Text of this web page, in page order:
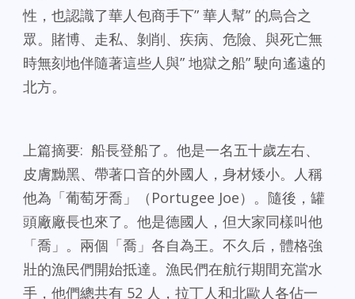
性，也認識了華人包商手下” 華人幫” 的烏合之
眾。賭博、走私、剝削、疾病、危險、與死亡無
時無刻地伴隨著這些人與” 地獄之船” 駛向遙遠的
北方。
上篇摘要: 船長登船了。他是一名五十歲左右、
皮膚黝黑、帶著口音的外國人，身材矮小。人稱
他為「葡萄牙喬」（Portugee Joe）。隨後，罐
頭廠廠長也來了。他是德國人，但大家同樣叫他
「喬」。兩個「喬」各自為王。不久后，體格強
壯的漁民們開始抵達。漁民們在航行期間充當水
手，他們總共有 52 人，拉丁人和北歐人各佔一